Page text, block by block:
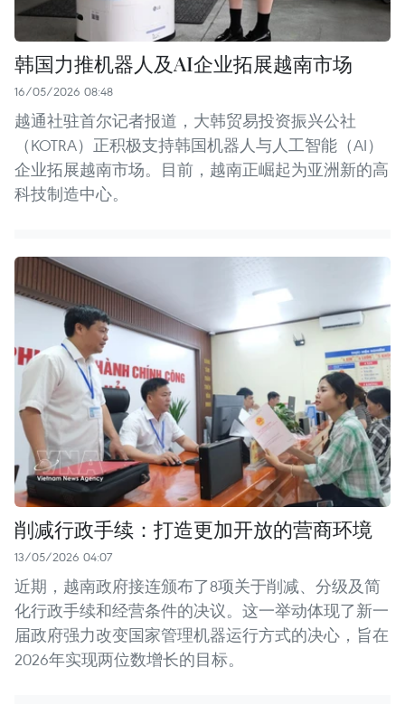
韩国力推机器人及AI企业拓展越南市场
16/05/2026 08:48
越通社驻首尔记者报道，大韩贸易投资振兴公社
（KOTRA）正积极支持韩国机器人与人工智能（AI）
企业拓展越南市场。目前，越南正崛起为亚洲新的高
科技制造中心。
削减行政手续：打造更加开放的营商环境
13/05/2026 04:07
近期，越南政府接连颁布了8项关于削减、分级及简
化行政手续和经营条件的决议。这一举动体现了新一
届政府强力改变国家管理机器运行方式的决心，旨在
2026年实现两位数增长的目标。